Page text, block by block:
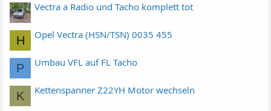
Vectra a Radio und Tacho komplett tot
H Opel Vectra (HSN/TSN) 0035 455
P Umbau VFL auf FL Tacho
K Kettenspanner Z22YH Motor wechseln